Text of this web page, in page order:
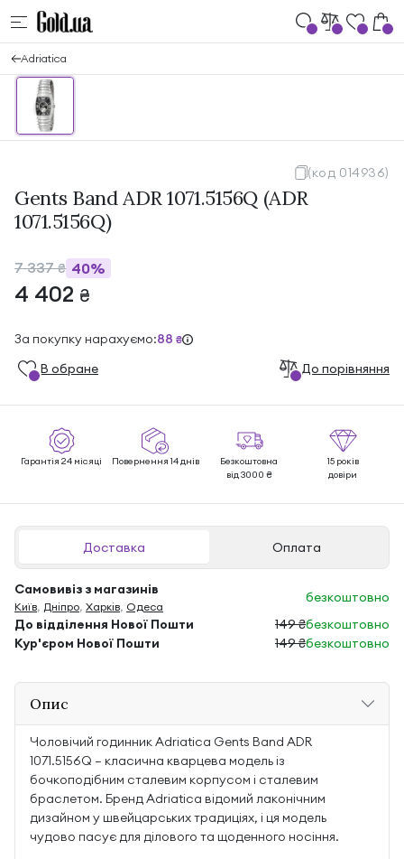
Adriatica
(код 014936)
Gents Band ADR 1071.5156Q (ADR
1071.5156Q)
7 337₴ 40%
4 402 ₴
За покупку нарахуємо:88 ₴
В обране До порівняння
Гарантія 24 місяці Повернення 14 днів
Безкоштовна
від 3000 ₴
15 років
довіри
Доставка Оплата
Самовивіз з магазинів
Київ, Дніпро, Харків, Одеса
безкоштовно
До відділення Нової Пошти
149 ₴безкоштовно
Кур'єром Нової Пошти
149 ₴безкоштовно
Опис
Чоловічий годинник Adriatica Gents Band ADR
1071.5156Q — класична кварцева модель із
бочкоподібним сталевим корпусом і сталевим
браслетом. Бренд Adriatica відомий лаконічним
дизайном у швейцарських традиціях, і ця модель
чудово пасує для ділового та щоденного носіння.